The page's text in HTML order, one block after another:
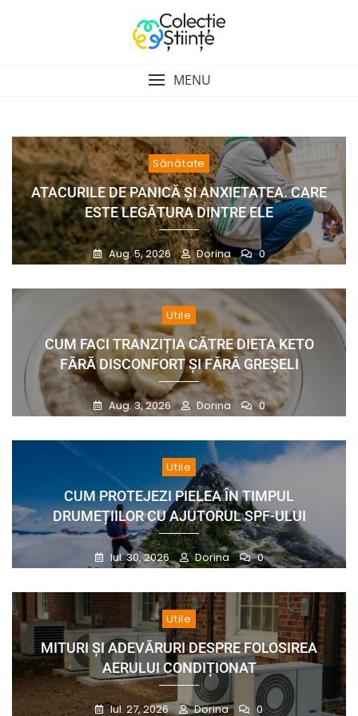
MENU
Sănătate
ATACURILE DE PANICĂ ȘI ANXIETATEA. CARE
ESTE LEGĂTURA DINTRE ELE
Aug. 5, 2026 Dorina 0
Utile
CUM FACI TRANZIȚIA CĂTRE DIETA KETO
FĂRĂ DISCONFORT ȘI FĂRĂ GREȘELI
Aug. 3, 2026 Dorina 0
Utile
CUM PROTEJEZI PIELEA ÎN TIMPUL
DRUMEȚIILOR CU AJUTORUL SPF-ULUI
Iul. 30, 2026 Dorina 0
Utile
MITURI ȘI ADEVĂRURI DESPRE FOLOSIREA
AERULUI CONDIȚIONAT
Iul. 27, 2026 Dorina 0